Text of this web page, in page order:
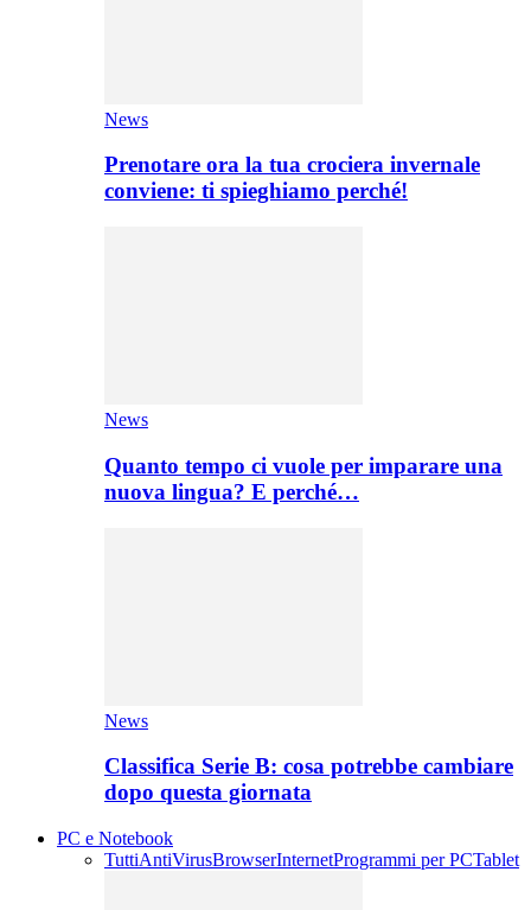
News
Prenotare ora la tua crociera invernale
conviene: ti spieghiamo perché!
News
Quanto tempo ci vuole per imparare una
nuova lingua? E perché…
News
Classifica Serie B: cosa potrebbe cambiare
dopo questa giornata
PC e Notebook
TuttiAntiVirusBrowserInternetProgrammi per PCTablet